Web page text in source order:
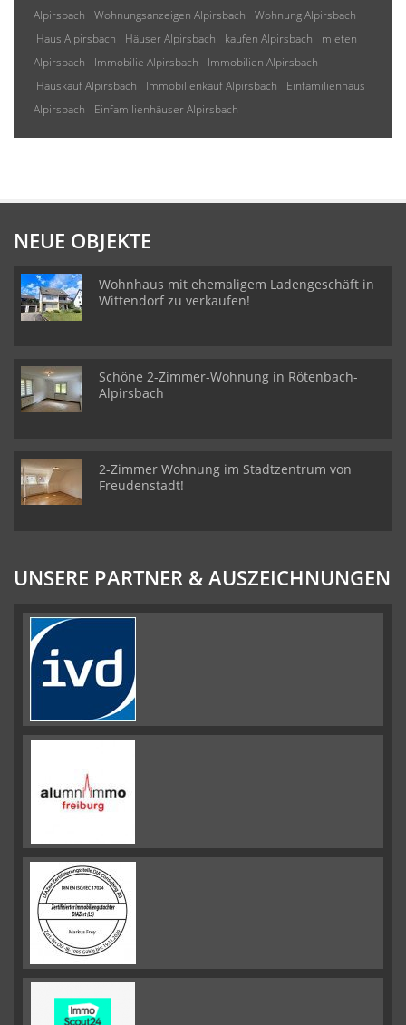
Alpirsbach
Wohnungsanzeigen Alpirsbach
Wohnung Alpirsbach
Haus Alpirsbach
Häuser Alpirsbach kaufen Alpirsbach
mieten
Alpirsbach
Immobilie Alpirsbach
Immobilien Alpirsbach
Hauskauf Alpirsbach
Immobilienkauf Alpirsbach
Einfamilienhaus
Alpirsbach
Einfamilienhäuser Alpirsbach
NEUE OBJEKTE
Wohnhaus mit ehemaligem Ladengeschäft in
Wittendorf zu verkaufen!
Schöne 2-Zimmer-Wohnung in Rötenbach-
Alpirsbach
2-Zimmer Wohnung im Stadtzentrum von
Freudenstadt!
UNSERE PARTNER & AUSZEICHNUNGEN